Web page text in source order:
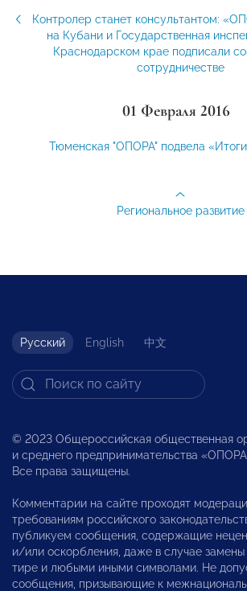
Контролер станет консультантом:
на Кубани и Государственная
Краснодарском крае подписали
сотрудничестве
01 Февраля 2016
Тюменская "ОПОРА" подвела «Итоги
Региональное развитие
Русский English 中文
© 2023 Общероссийская общественная
и среднего предпринимательства
Все права защищены.
Комментарии на сайте проходят
требованиям российского
публикуем сообщения, содержащие
и/или оскорбления, даже в случае замены
тире и любыми иными символами. Не
сообщения, призывающие к